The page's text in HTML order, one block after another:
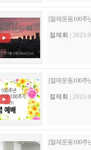
[절제운동100주
절제회 |
[절제운동100주
절제회 |
[절제운동100주